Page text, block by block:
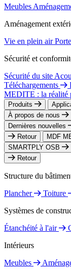
Meubles
Aménagement
Vie en plein air
Sécurité et
Sécurité du site
Téléchargements
MEDITE : la réalité
Produits
À propos de nous
Dernières nouvelles
Retour
MDF
SMARTPLY OSB
Retour
Structure du
Plancher
Toiture
Systèmes de
Étanchéité à l'air
Intérieurs
Meubles